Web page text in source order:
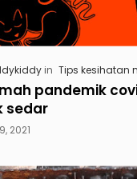
Tips kesihatan
pandemik
sedar
2021